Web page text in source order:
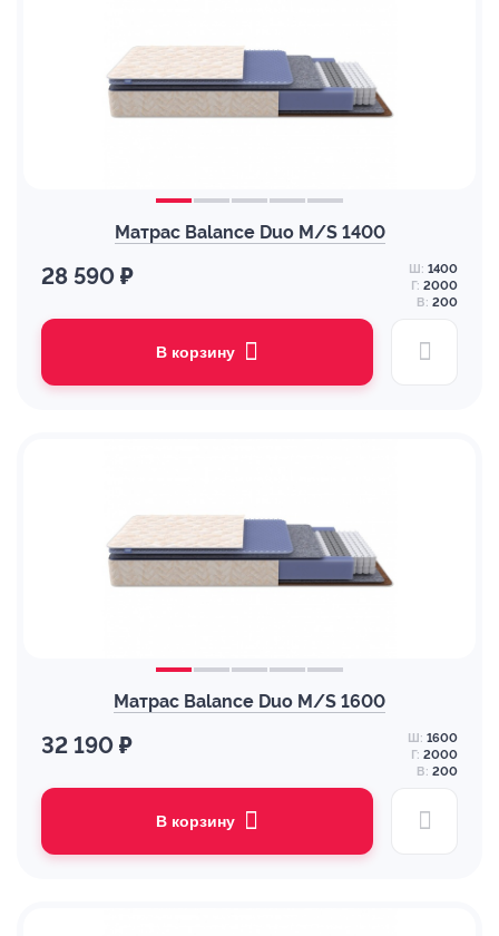
Матрас Balance Duo M/S 1400
28 590 ₽ Ш: 1400
Г: 2000
В: 200
В корзину
Матрас Balance Duo M/S 1600
32 190 ₽ Ш: 1600
Г: 2000
В: 200
В корзину